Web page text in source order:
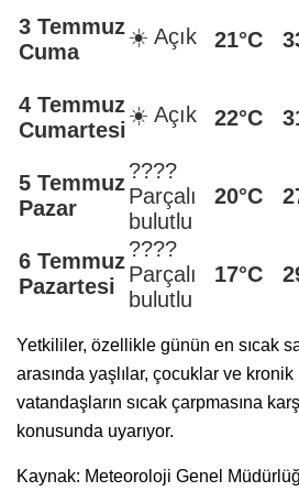
3 Temmuz
Cuma
☀️ Açık 21°C
4 Temmuz
Cumartesi
☀️ Açık 22°C
5 Temmuz
Pazar
????️
Parçalı
bulutlu
20°C
6 Temmuz
Pazartesi
????️
Parçalı
bulutlu
17°C
Yetkililer, özellikle günün en sıcak
arasında yaşlılar, çocuklar ve kronik
vatandaşların sıcak çarpmasına
konusunda uyarıyor.
Kaynak: Meteoroloji Genel